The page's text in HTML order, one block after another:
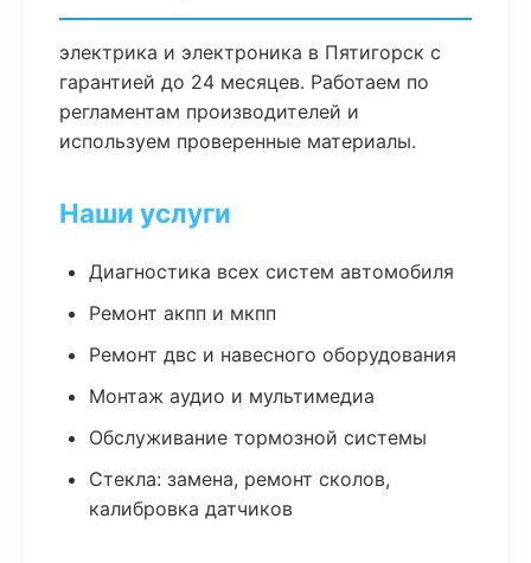
электрика и электроника в Пятигорск с
гарантией до 24 месяцев. Работаем по
регламентам производителей и
используем проверенные материалы.
Наши услуги
Диагностика всех систем автомобиля
Ремонт акпп и мкпп
Ремонт двс и навесного оборудования
Монтаж аудио и мультимедиа
Обслуживание тормозной системы
Стекла: замена, ремонт сколов,
калибровка датчиков